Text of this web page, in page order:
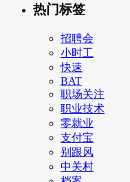
热门标签
招聘会
小时工
快速
BAT
职场关注
职业技术
零就业
支付宝
别跟风
中关村